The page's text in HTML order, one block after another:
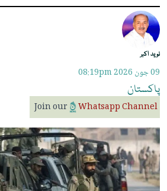
نوید اکبر
09 جون 2026 08:19pm
پاکستان
Join our Whatsapp Channel